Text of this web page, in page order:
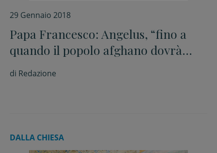
29 Gennaio 2018
Papa Francesco: Angelus, “fino a
quando il popolo afghano dovrà
sopportare questa disumana
violenza?”. Saluta i ragazzi dell’Acr
di Redazione
DALLA CHIESA